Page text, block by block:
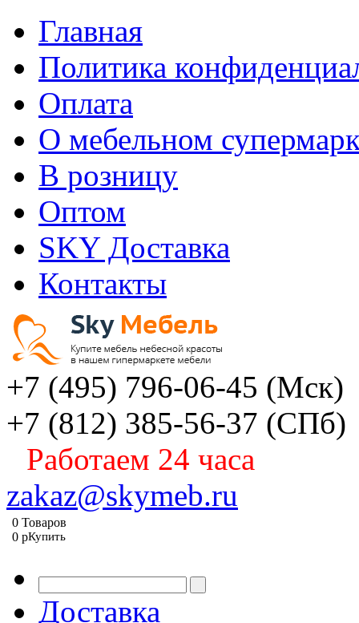
Главная
Политика
Оплата
О мебельном
В розницу
Оптом
SKY Доставка
Контакты
+7 (495) 796-06-45 (Мск)
+7 (812) 385-56-37 (СПб)
Работаем 24 часа
zakaz@skymeb.ru
0 Товаров
0 pКупить
Доставка